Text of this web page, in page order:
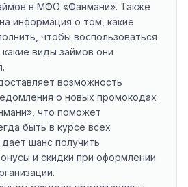
в МФО «Фанмани». Также
информация о том, какие
чтобы воспользоваться
виды займов они
возможность
о новых промокодах
что поможет
быть в курсе всех
шанс получить
и скидки при оформлении